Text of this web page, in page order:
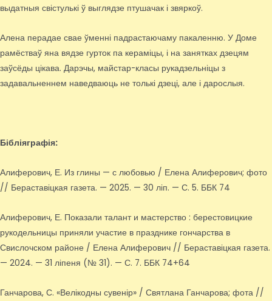
выдатныя свістулькі ў выглядзе птушачак і звяркоў.
Алена перадае свае ўменні падрастаючаму пакаленню. У Доме
рамёстваў яна вядзе гурток па кераміцы, і на занятках дзецям
заўсёды цікава. Дарэчы, майстар-класы рукадзельніцы з
задавальненнем наведваюць не толькі дзеці, але і дарослыя.
Бібліяграфія:
Алиферович, Е. Из глины — с любовью / Елена Алиферович; фото
// Бераставіцкая газета. — 2025. — 30 ліп. — С. 5. ББК 74
Алиферович, Е. Показали талант и мастерство : берестовицкие
рукодельницы приняли участие в празднике гончарства в
Свислочском районе / Елена Алиферович // Бераставіцкая газета.
— 2024. — 31 ліпеня (№ 31). — С. 7. ББК 74+64
Ганчарова, С. «Велікодны сувенір» / Святлана Ганчарова; фота //